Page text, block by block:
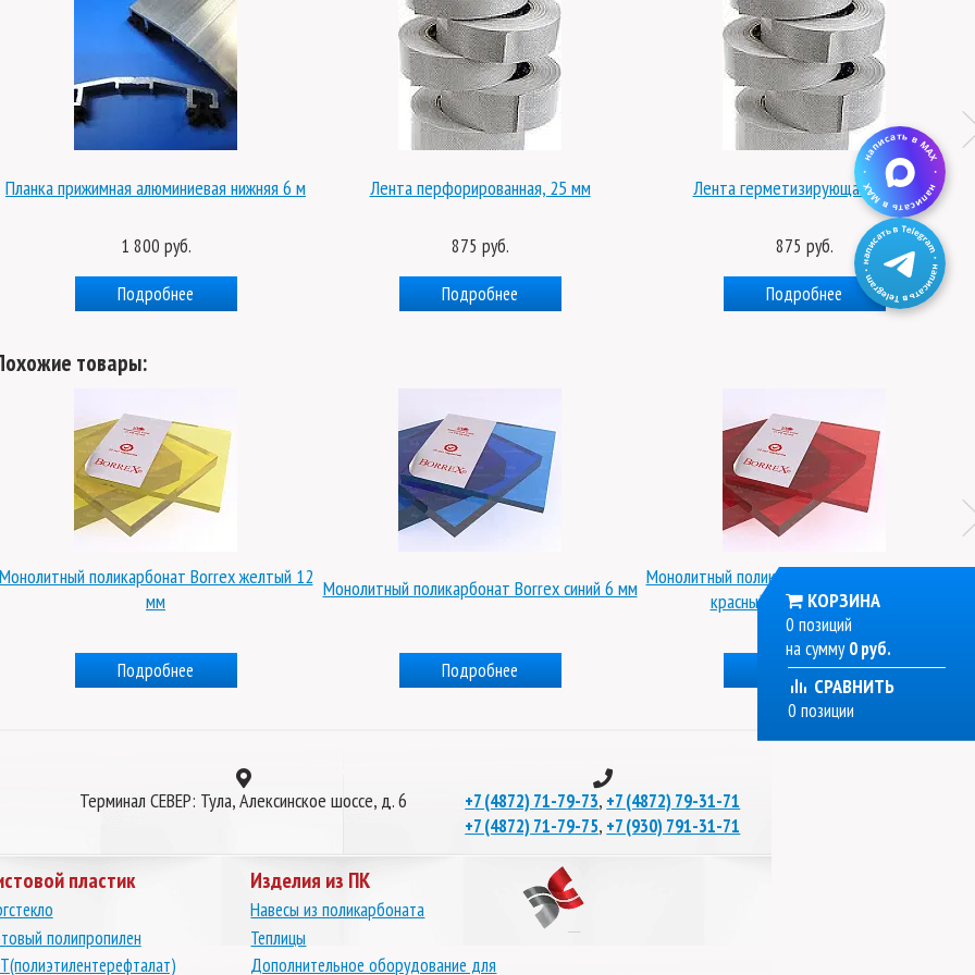
прижимная алюминиевая нижняя 6 м
1 800 руб.
Подробнее
Лента перфорированная, 25 мм
875 руб.
Подробнее
Лента герметизирующая, 50 мм
875 руб.
Подробнее
товары:
Монолитный поликарбонат Borrex желтый 12
мм
Подробнее
Монолитный поликарбонат Borrex синий 6 мм
Подробнее
Монолитный поликарбонат Borrex (стандарт)
красный 15 мм 2,05х3,05 м
Подробнее
Терминал СЕВЕР: Тула, Алексинское шоссе, д. 6 +7 (4872) 71-79-73, +7 (4872) 79-31-71
+7 (4872) 71-79-75, +7 (930) 791-31-71
пластик
полипропилен
Изделия из ПК
Навесы из поликарбоната
Теплицы
Дополнительное оборудование для
КОРЗИНА
0 позиций
на сумму0 руб.
СРАВНИТЬ
0 позиции